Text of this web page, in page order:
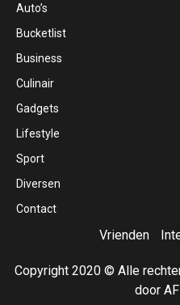
Auto’s
Bucketlist
Business
Culinair
Gadgets
Lifestyle
Sport
Diversen
Contact
Vrienden
Copyright 2020 © Alle
door